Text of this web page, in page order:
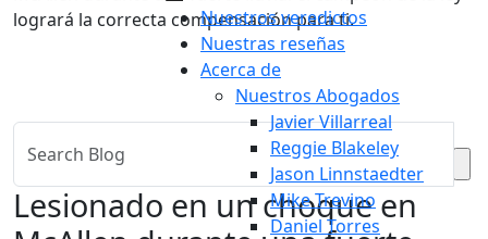
Nuestros veredictos
Nuestras reseñas
Acerca de
Nuestros Abogados
Javier Villarreal
Reggie Blakeley
Jason Linnstaedter
Mike Trevino
Daniel Torres
logrará la correcta compensación para ti.
Lesionado en un choque en